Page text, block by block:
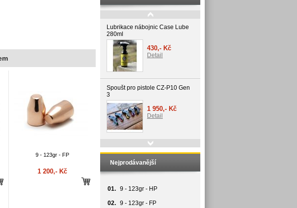
9 - 123gr - FP
1 200,- Kč
Lubrikace nábojnic Case Lube
280ml
430,- Kč
Detail
Spoušt pro pistole CZ-P10 Gen
3
1 950,- Kč
Detail
Speed timer 3000
Nejprodávanější
01. 9 - 123gr - HP
02. 9 - 123gr - FP